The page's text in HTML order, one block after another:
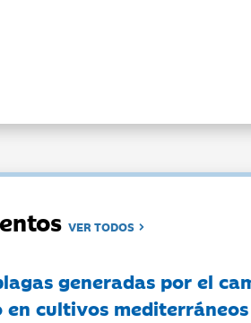
VER TODOS
generadas por el
en cultivos mediterráneos